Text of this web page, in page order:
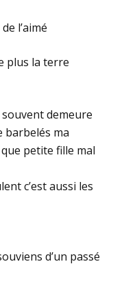
l’aimé
plus la terre
demeure
barbelés ma
petite fille mal
c’est aussi les
d’un passé